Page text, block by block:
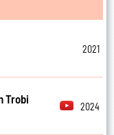
2021
Trobi
2024